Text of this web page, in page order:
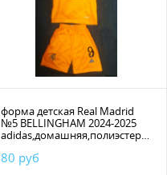
форма детская Real Madrid
№5 BELLINGHAM 2024-2025
adidas,домашняя,полиэстер
80 руб